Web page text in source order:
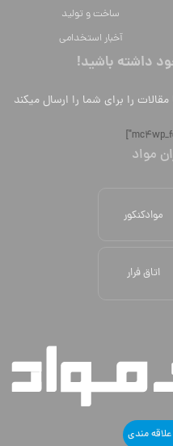
ساخت و تولید
آخبار استخدامی
داشته باشید!
مقالات را برای شما را ارسال میکند
مواد
موادکنکور
اتاق فرار
مندی